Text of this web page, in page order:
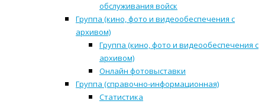
обслуживания войск
Группа (кино, фото и видеообеспечения с
архивом)
Группа (кино, фото и видеообеспечения с
архивом)
Онлайн фотовыставки
Группа (справочно-информационная)
Статистика